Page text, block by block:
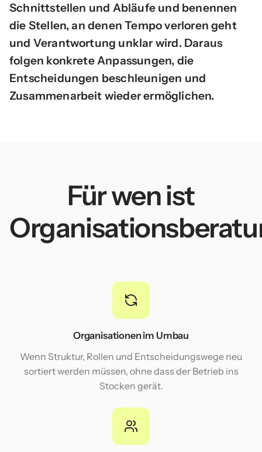
Schnittstellen und Abläufe und benennen
die Stellen, an denen Tempo verloren geht
und Verantwortung unklar wird. Daraus
folgen konkrete Anpassungen, die
Entscheidungen beschleunigen und
Zusammenarbeit wieder ermöglichen.
Für wen ist
Organisationen im Umbau
Wenn Struktur, Rollen und Entscheidungswege neu
sortiert werden müssen, ohne dass der Betrieb ins
Stocken gerät.